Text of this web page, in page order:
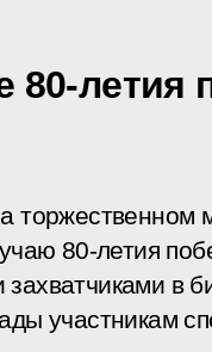
80-летия
торжественном
80-летия
в
участникам